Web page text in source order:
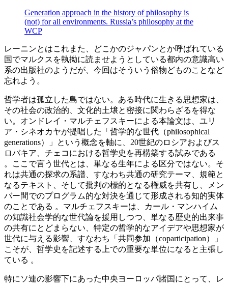
Generation approach in the history of philosophy is
(not) for all environments. Russia’s philosophy at the
WCP
レーニンとはこれまた、どこかのジャパンとか呼ばれている
国でマルクスを執拗に読ませようとしている都内の意識高い
系の出版社のようだが、今回はそういう俗物どものことなど
忘れよう。
哲学者は孤立した島ではない。ある時代に生きる思想家は、
その社会の政治的、文化的土壌と密接に関わらざるを得な
い。オンドレイ・マルチェフスキーによる本論文は、ユリ
ア・シネオカヤが提唱した「哲学的な世代（philosophical
generations）」という概念を軸に、20世紀のロシアおよびス
ロバキア、チェコにおける哲学史を再構築する試みである
。ここで言う世代とは、単なる生年による区分ではない。そ
れは共通の探求の系譜、すなわち共通の研究テーマ、規範と
なるテキスト、そして批判の標的となる権威を共有し、メン
バー間でのプログラム的な対決を通じて形成される知的実体
のことである 。マルチェフスキーは、カール・マンハイム
の知識社会学的な世代論を援用しつつ、単なる歴史的出来事
の共有にとどまらない、特定の哲学的なアイデアや思想家が
世代に与える影響、すなわち「共同参加（coparticipation）」
こそが、哲学史を記述する上での重要な単位になると主張し
ている 。
特にソ連の影響下にあった中央ヨーロッパ諸国にとって、レ